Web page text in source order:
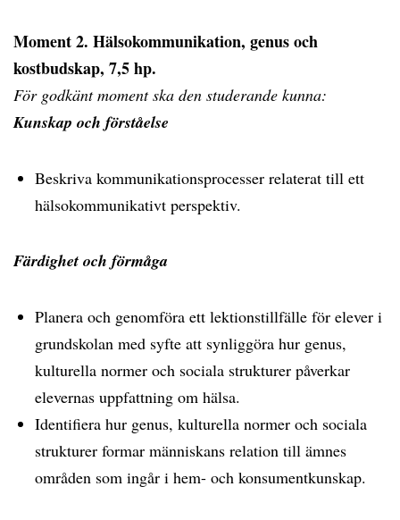
Moment 2. Hälsokommunikation, genus och
kostbudskap, 7,5 hp.
För godkänt moment ska den studerande kunna:
Kunskap och förståelse
Beskriva kommunikationsprocesser relaterat till ett
hälsokommunikativt perspektiv.
Färdighet och förmåga
Planera och genomföra ett lektionstillfälle för elever i
grundskolan med syfte att synliggöra hur genus,
kulturella normer och sociala strukturer påverkar
elevernas uppfattning om hälsa.
Identifiera hur genus, kulturella normer och sociala
strukturer formar människans relation till ämnes
områden som ingår i hem- och konsumentkunskap.